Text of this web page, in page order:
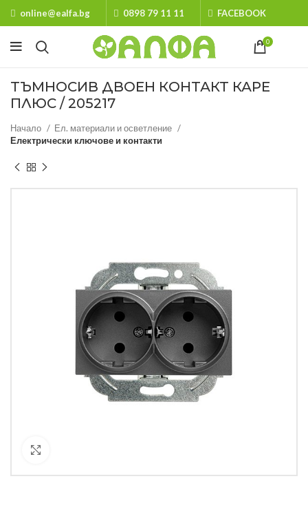
online@ealfa.bg 0898 79 11 11 FACEBOOK
0
ТЪМНОСИВ ДВОЕН КОНТАКТ КАРЕ
ПЛЮС / 205217
Начало
Ел. материали и осветление
Електрически ключове и контакти